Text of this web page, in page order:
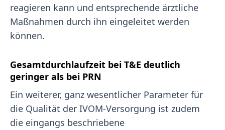
reagieren kann und entsprechende ärztliche
Maßnahmen durch ihn eingeleitet werden
können.
Gesamtdurchlaufzeit bei T&E deutlich
geringer als bei PRN
Ein weiterer, ganz wesentlicher Parameter für
die Qualität der IVOM-Versorgung ist zudem
die eingangs beschriebene